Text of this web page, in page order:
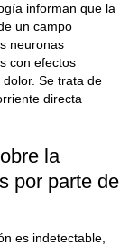
informan que la
un campo
neuronas
con efectos
Se trata de
directa
la
por parte de
es indetectable,